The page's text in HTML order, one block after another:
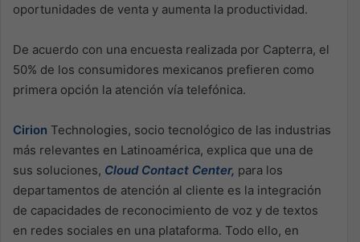
oportunidades de venta y aumenta la productividad.
De acuerdo con una encuesta realizada por Capterra, el
50% de los consumidores mexicanos prefieren como
primera opción la atención vía telefónica.
Cirion Technologies, socio tecnológico de las industrias
más relevantes en Latinoamérica, explica que una de
sus soluciones, Cloud Contact Center, para los
departamentos de atención al cliente es la integración
de capacidades de reconocimiento de voz y de textos
en redes sociales en una plataforma. Todo ello, en